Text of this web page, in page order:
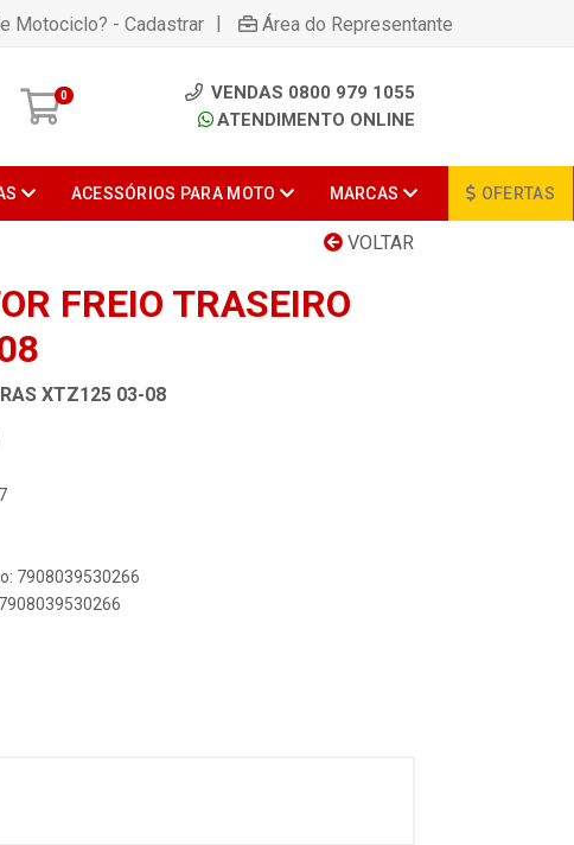
Motociclo? - Cadastrar | Área do Representante
0
VENDAS 0800 979 1055
ATENDIMENTO ONLINE
ACESSÓRIOS PARA MOTO MARCAS OFERTAS
VOLTAR
FREIO TRASEIRO
XTZ125 03-08
7908039530266